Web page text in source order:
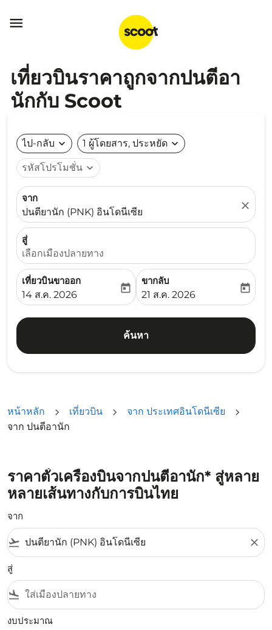

เที่ยวบินราคาถูกจากปนตีอา
นักกับ Scoot
ไป-กลับ expand_more 1 ผู้โดยสาร, ประหยัด expand_more
รหัสโปรโมชั่น expand_more
จาก
ปนตียานัก (PNK) อินโดนีเซีย
close
สู่
เลือกเมืองปลายทาง
เที่ยวบินขาออก
fc-booking-departure-date-aria-label
14 ส.ค. 2026
today
ขากลับ
fc-booking-return-date-
21 ส.ค. 2026
today
ค้นหา
หน้าหลัก เที่ยวบิน
จาก ประเทศอินโดนีเซีย
จาก ปนตีอานัก
ราคาตั๋วเครื่องบินจากปนตีอานัก* สู่หลาย
หลายเส้นทางกับการบินไทย
จาก
flight_takeoff close
สู่
flight_land
งบประมาณ